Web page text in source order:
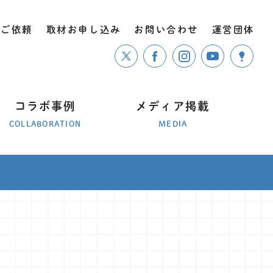
コラボ事例
COLLABORATION
メディア掲載
MEDIA
依頼 取材お申し込み お問い合わせ 運営団体